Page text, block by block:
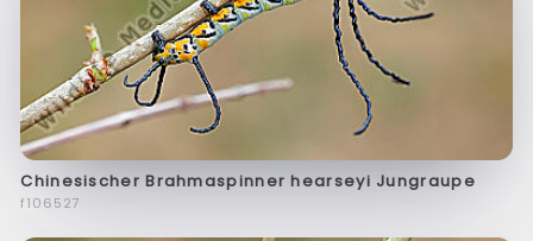
Chinesischer Brahmaspinner hearseyi Jungraupe
f106527